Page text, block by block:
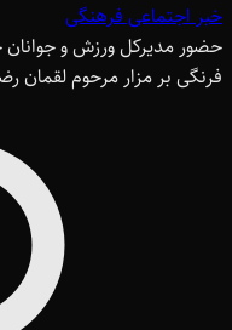
خبر اجتماعی فرهنگی
حضور مدیرکل ورزش و
فرنگی بر مزار مرحوم لقمان